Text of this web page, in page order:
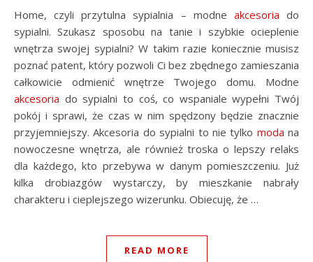
Home, czyli przytulna sypialnia – modne akcesoria do
sypialni. Szukasz sposobu na tanie i szybkie ocieplenie
wnętrza swojej sypialni? W takim razie koniecznie musisz
poznać patent, który pozwoli Ci bez zbędnego zamieszania
całkowicie odmienić wnętrze Twojego domu. Modne
akcesoria do sypialni to coś, co wspaniale wypełni Twój
pokój i sprawi, że czas w nim spędzony będzie znacznie
przyjemniejszy. Akcesoria do sypialni to nie tylko moda na
nowoczesne wnętrza, ale również troska o lepszy relaks
dla każdego, kto przebywa w danym pomieszczeniu. Już
kilka drobiazgów wystarczy, by mieszkanie nabrały
charakteru i cieplejszego wizerunku. Obiecuję, że …
READ MORE